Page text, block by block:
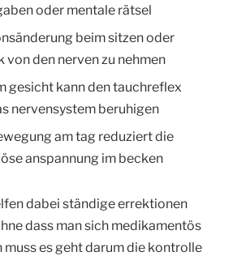
oder mentale rätsel
beim sitzen oder
von den nerven zu nehmen
gesicht kann den tauchreflex
nervensystem beruhigen
am tag reduziert die
anspannung im becken
dabei ständige errektionen
dass man sich medikamentös
muss es geht darum die kontrolle